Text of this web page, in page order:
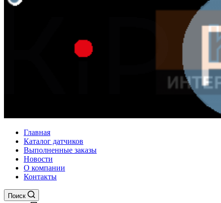
Главная
Каталог датчиков
Выполненные заказы
Новости
О компании
Контакты
Поиск